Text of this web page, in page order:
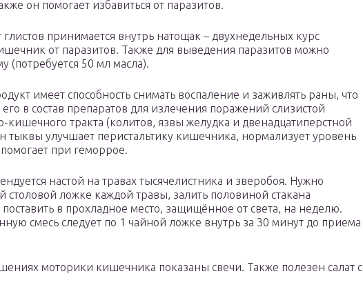
он помогает избавиться от паразитов.
принимается внутрь натощак – двухнедельных курс
от паразитов. Также для выведения паразитов можно
(потребуется 50 мл масла).
имеет способность снимать воспаление и заживлять раны, что
в состав препаратов для излечения поражений слизистой
кишечного тракта (колитов, язвы желудка и двенадцатиперстной
тыквы улучшает перистальтику кишечника, нормализует уровень
при геморрое.
настой на травах тысячелистника и зверобоя. Нужно
столовой ложке каждой травы, залить половиной стакана
в прохладное место, защищённое от света, на неделю.
смесь следует по 1 чайной ложке внутрь за 30 минут до приема
моторики кишечника показаны свечи. Также полезен салат с